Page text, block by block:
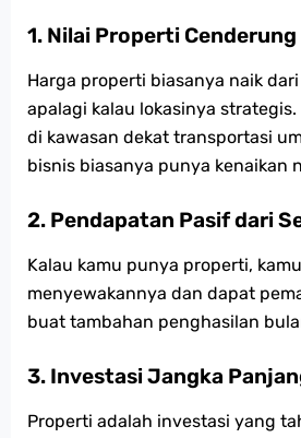
1. Nilai Properti Cenderung
Harga properti biasanya naik
apalagi kalau lokasinya
di kawasan dekat transportasi
bisnis biasanya punya kenaikan
2. Pendapatan Pasif dari
Kalau kamu punya properti,
menyewakannya dan dapat
buat tambahan penghasilan
3. Investasi Jangka
Properti adalah investasi yang